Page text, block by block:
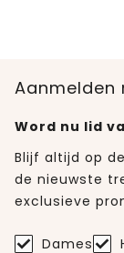
Aanmelden
Word nu lid
Blijf altijd op
de nieuwste
exclusieve
Dames